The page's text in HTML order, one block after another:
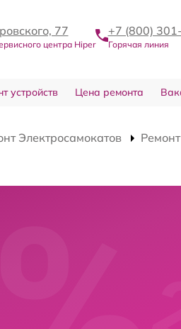
77
центра Hiper
+7 (800)
Горячая линия
устройств Цена ремонта
Электросамокатов